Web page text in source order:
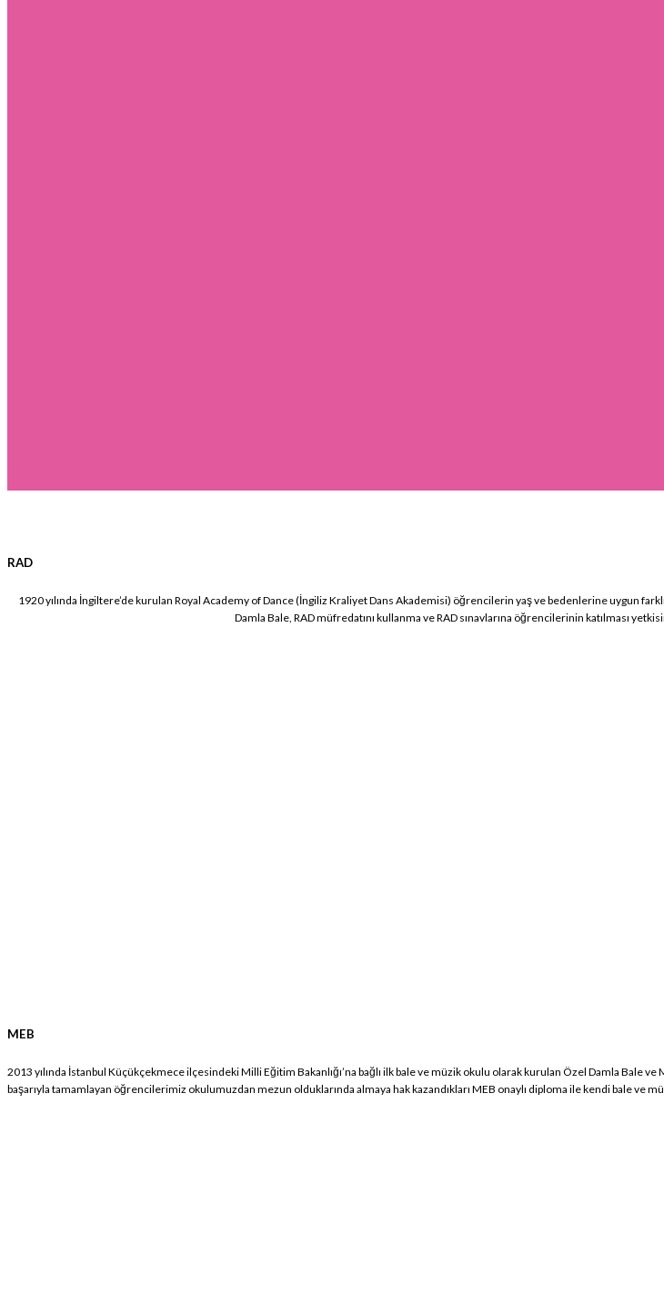
RAD
1920 yılında İngiltere’de kurulan Royal Academy of Dance (İngiliz Kraliyet Dans Akademisi) öğrencilerin yaş ve bedenlerine uygun
Damla Bale, RAD müfredatını kullanma ve RAD sınavlarına öğrencilerinin katılması
MEB
2013 yılında İstanbul Küçükçekmece ilçesindeki Milli Eğitim Bakanlığı’na bağlı ilk bale ve müzik okulu olarak kurulan Özel Damla Bale
başarıyla tamamlayan öğrencilerimiz okulumuzdan mezun olduklarında almaya hak kazandıkları MEB onaylı diploma ile kendi bale ve